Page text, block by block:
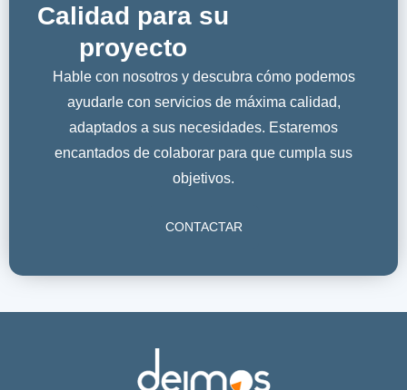
Calidad para su
proyecto
Hable con nosotros y descubra cómo podemos
ayudarle con servicios de máxima calidad,
adaptados a sus necesidades. Estaremos
encantados de colaborar para que cumpla sus
objetivos.
CONTACTAR